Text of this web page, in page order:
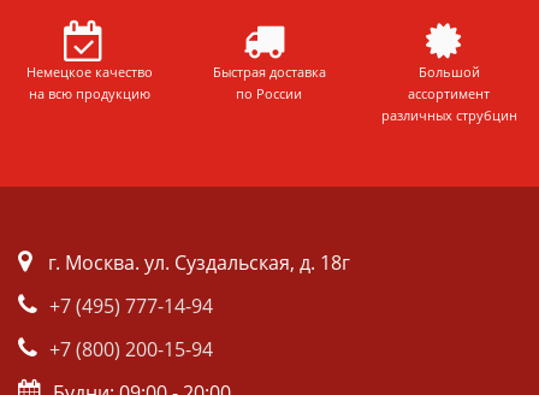
Немецкое качество
на всю продукцию
Быстрая доставка
по России
Большой
ассортимент
различных струбцин
г. Москва. ул. Суздальская, д. 18г
+7 (495) 777-14-94
+7 (800) 200-15-94